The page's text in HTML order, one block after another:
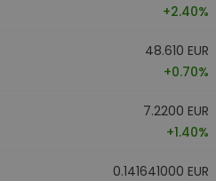
+2.40%
48.610 EUR
+0.70%
7.2200 EUR
+1.40%
0.141641000 EUR